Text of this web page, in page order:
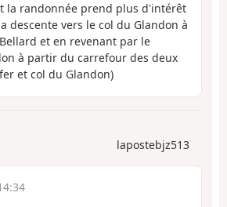
la randonnée prend plus d'intérêt
descente vers le col du Glandon à
et en revenant par le
à partir du carrefour des deux
et col du Glandon)
lapostebjz513